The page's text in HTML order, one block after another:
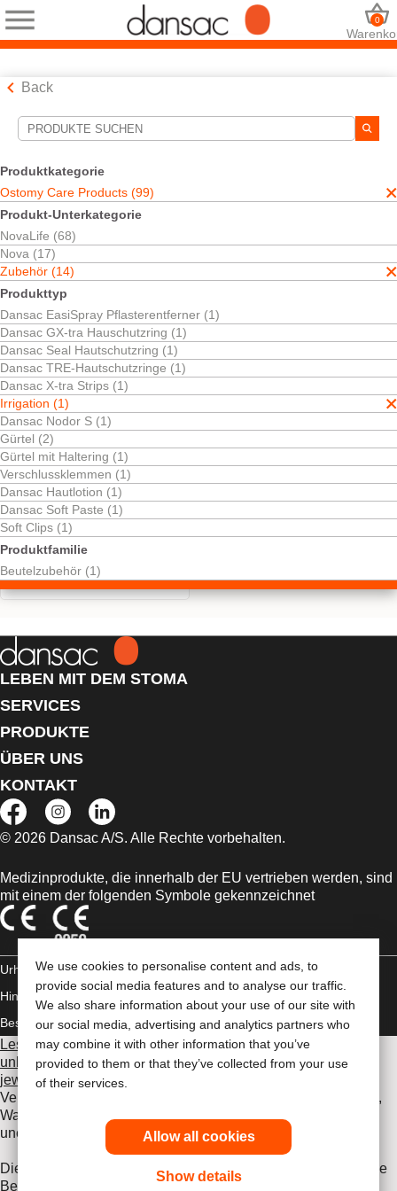
We use cookies to personalise content and ads, to
provide social media features and to analyse our traffic.
We also share information about your use of our site with
our social media, advertising and analytics partners who
may combine it with other information that you’ve
provided to them or that they’ve collected from your use
of their services.
Allow all cookies
Show details
0
Back
Produktkategorie
Ostomy Care Products (99)
Produkt-Unterkategorie
NovaLife (68)
Nova (17)
Zubehör (14)
Produkttyp
Dansac EasiSpray Pflasterentferner (1)
Dansac GX-tra Hauschutzring (1)
Dansac Seal Hautschutzring (1)
Dansac TRE-Hautschutzringe (1)
Dansac X-tra Strips (1)
Irrigation (1)
Dansac Nodor S (1)
Gürtel (2)
Gürtel mit Haltering (1)
Verschlussklemmen (1)
Dansac Hautlotion (1)
Dansac Soft Paste (1)
Soft Clips (1)
Produktfamilie
Beutelzubehör (1)
Suchwerkzeuge
Ihre Auswahl:
Ostomy Care Products
Zubehör
Irrigation
Ihre Auswahl hat1Ergebnisse ergeben
Sortieren nach:
Kostenlos testen
Irrigations-Set
Komplettes Set für die Irrigation.
LEBEN MIT DEM STOMA
SERVICES
PRODUKTE
ÜBER UNS
KONTAKT
© 2026 Dansac A/S. Alle Rechte vorbehalten.
Medizinprodukte, die innerhalb der EU vertrieben werden, sind
mit einem der folgenden Symbole gekennzeichnet
Urheberrechts-
Hinweis/Nutzungsbedingungen
Datenschutz-
Bestimmungen Umgang mit Cookies
Lesen Sie vor der Verwendung der angeführten Produkte
unbedingt die gesamte Gebrauchsanweisung, die dem
jeweiligen Produkt beiliegt
Verwendungszweck, eine Beschreibung, Kontraindikationen,
Warnhinweise, Vorsichtsmaßnahmen, Angaben zu
unerwünschten Ereignissen und die Gebrauchsanweisung.
Die hier enthaltenen Informationen stellen keine medizinische
Beratung dar und ersetzen nicht die Beratung durch Ihren